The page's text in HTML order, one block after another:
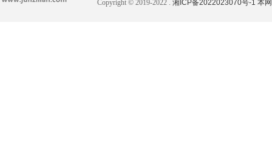
Copyright © 2019-2022 . 湘ICP备2022023070号-1 本